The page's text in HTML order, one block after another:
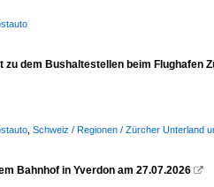
dem Bushaltestellen beim Flughafen
Schweiz / Regionen / Zürcher Unterland
Bahnhof in Yverdon am 27.07.2026 